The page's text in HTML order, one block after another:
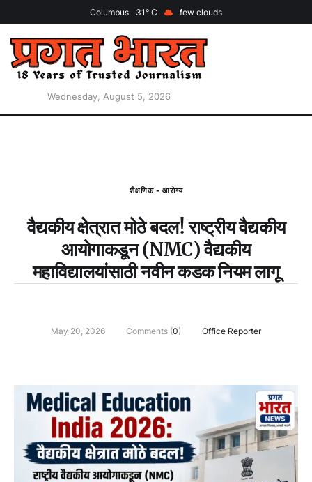
Columbus 31 few clouds
Wednesday, August 5, 2026
शैक्षणिक - आरोग्य
वैद्यकीय क्षेत्रात मोठे बदल! राष्ट्रीय वैद्यकीय
आयोगाकडून (NMC) वैद्यकीय
महाविद्यालयांसाठी नवीन कडक नियम लागू
May 20, 2026 Comments (0) Office Reporter